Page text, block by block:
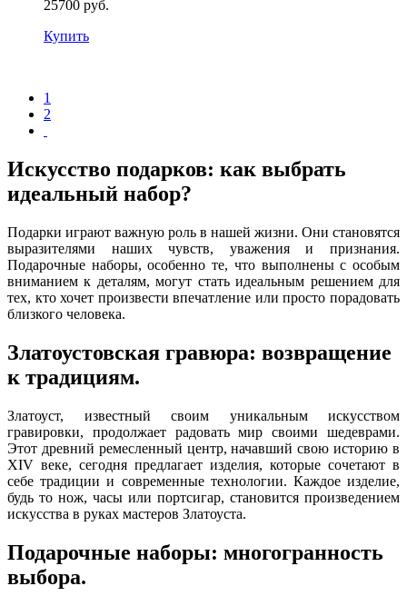
25700 руб.
Купить
1
2
Искусство подарков: как выбрать
идеальный набор?
Подарки играют важную роль в нашей жизни. Они становятся
выразителями наших чувств, уважения и признания.
Подарочные наборы, особенно те, что выполнены с особым
вниманием к деталям, могут стать идеальным решением для
тех, кто хочет произвести впечатление или просто порадовать
близкого человека.
Златоустовская гравюра: возвращение
к традициям.
Златоуст, известный своим уникальным искусством
гравировки, продолжает радовать мир своими шедеврами.
Этот древний ремесленный центр, начавший свою историю в
XIV веке, сегодня предлагает изделия, которые сочетают в
себе традиции и современные технологии. Каждое изделие,
будь то нож, часы или портсигар, становится произведением
искусства в руках мастеров Златоуста.
Подарочные наборы: многогранность
выбора.